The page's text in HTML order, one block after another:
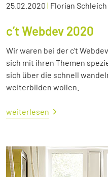
25.02.2020 | Florian Schleich
c’t Webdev 2020
Wir waren bei der c’t
sich mit ihren Themen
sich über die schnell
weiterbilden wollen.
weiterlesen